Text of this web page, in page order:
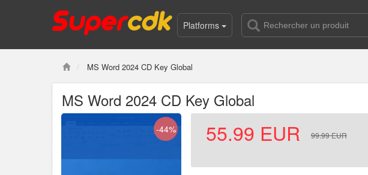
Platforms
MS Word 2024 CD Key Global
MS Word 2024 CD Key Global
-44% 55.99 EUR 99.99EUR